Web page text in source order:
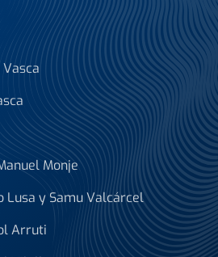
Monje
Lusa y Samu Valcárcel
Arruti